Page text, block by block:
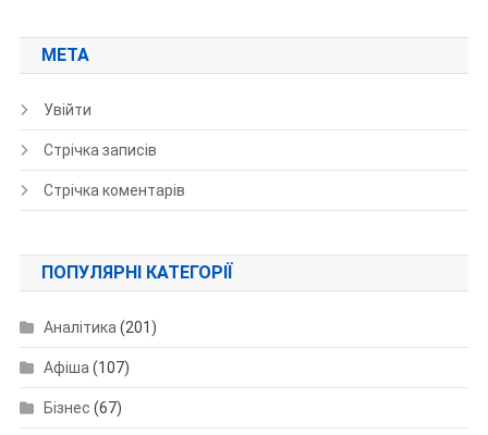
МЕТА
Увійти
Стрічка записів
Стрічка коментарів
ПОПУЛЯРНІ КАТЕГОРІЇ
Аналітика(201)
Афіша(107)
Бізнес (67)